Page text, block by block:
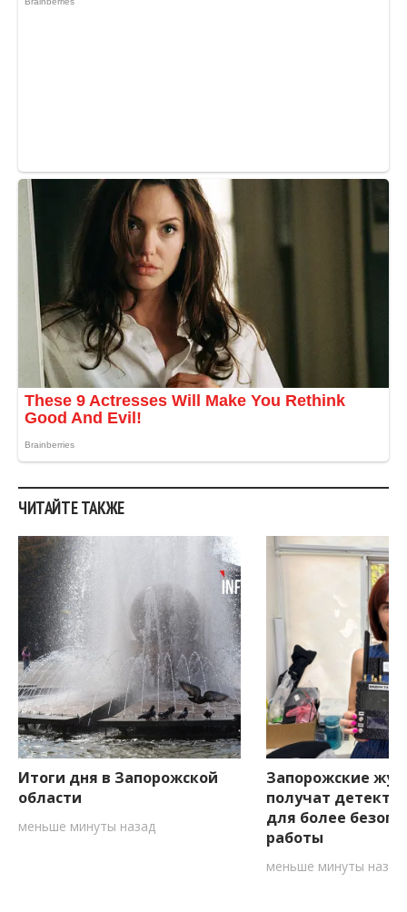
ЧИТАЙТЕ ТАКЖЕ
Итоги дня в Запорожской
области
меньше минуты назад
Запорожские
получат
для более
работы
меньше минуты назад